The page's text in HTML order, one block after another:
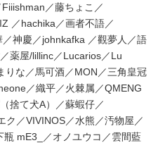
／藤ちょこ／
／hachika／画者不語／
神慶／johnkafka ／觀夢人／語
薬屋/lillinc／Lucarios／Lu
りな／馬可酒／MON／三角皇冠
／織平／火棘属／QMENG
捨て犬A）／蘇蝦仔／
／VIVINOS／水熊／汚物屋／
瓶 mE3_／オノユウコ／雲間藍